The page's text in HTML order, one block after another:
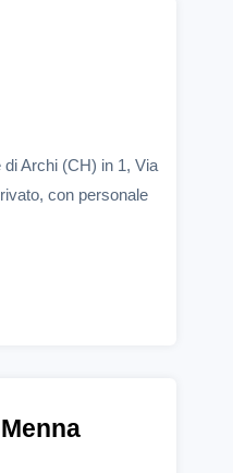
Archi (CH) in 1, Via
con personale